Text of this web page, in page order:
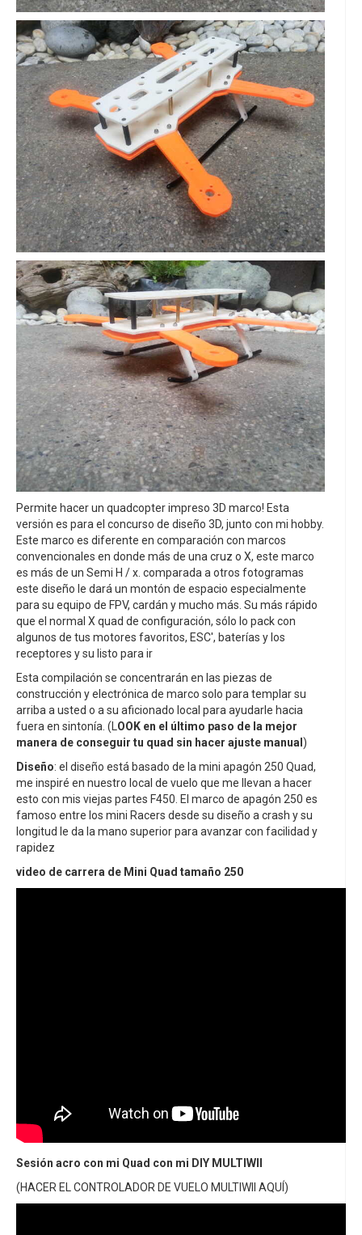
Permite hacer un quadcopter impreso 3D marco! Esta
versión es para el concurso de diseño 3D, junto con mi hobby.
Este marco es diferente en comparación con marcos
convencionales en donde más de una cruz o X, este marco
es más de un Semi H / x. comparada a otros fotogramas
este diseño le dará un montón de espacio especialmente
para su equipo de FPV, cardán y mucho más. Su más rápido
que el normal X quad de configuración, sólo lo pack con
algunos de tus motores favoritos, ESC', baterías y los
receptores y su listo para ir
Esta compilación se concentrarán en las piezas de
construcción y electrónica de marco solo para templar su
arriba a usted o a su aficionado local para ayudarle hacia
fuera en sintonía. (L OOK en el último paso de la mejor
manera de conseguir tu quad sin hacer ajuste manual )
Diseño: el diseño está basado de la mini apagón 250 Quad,
me inspiré en nuestro local de vuelo que me llevan a hacer
esto con mis viejas partes F450. El marco de apagón 250 es
famoso entre los mini Racers desde su diseño a crash y su
longitud le da la mano superior para avanzar con facilidad y
rapidez
video de carrera de Mini Quad tamaño 250
Sesión acro con mi Quad con mi DIY MULTIWII
(HACER EL CONTROLADOR DE VUELO MULTIWII AQUÍ)